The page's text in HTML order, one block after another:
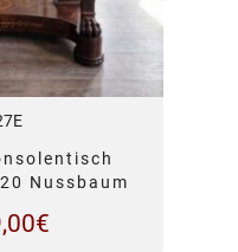
Nussbaum
€